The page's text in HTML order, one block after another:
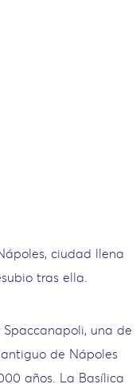
ciudad llena
tras ella.
una de
de Nápoles
años. La Basílica